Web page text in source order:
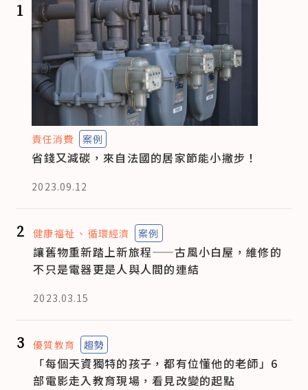
1
責任消費 案例
省錢又減碳，來自法國的居家節能小撇步！
2023.09.12
2 健康福祉 循環經濟 案例
讓舊物重新踏上新旅程——古風小白屋，維修的
不只是電器更是人與人間的連結
2023.03.15
3 優質教育 趨勢
「每個天資獨特的孩子，都有位懂他的老師」6
部電影走入教育現場，看見改變的起點